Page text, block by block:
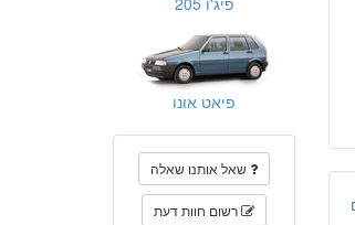
פיאט אונו
שאל אותנו שאלה
רשום חוות דעת